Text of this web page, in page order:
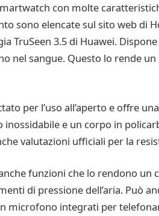
con molte
sono elencate sul sito web di
TruSeen 3.5 di Huawei.
nel sangue. Questo lo rende
per l’uso all’aperto e offre
inossidabile e un corpo in
valutazioni ufficiali per la
anche funzioni che lo rendono
di pressione dell’aria. Può
microfono integrati per